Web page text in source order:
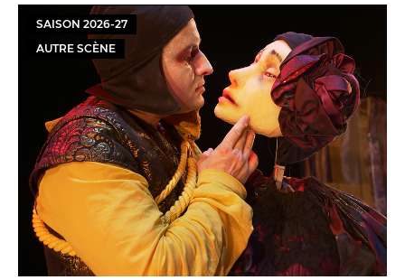
SAISON 2026-27
AUTRE SCÈNE